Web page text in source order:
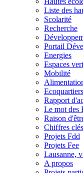
Liste des
Scolarité
Recherche
Portail
Energies
Espaces
Mobilité
Ecoquartiers
Rapport
Le mot des
Raison
Chiffres clés
Projets Fdd
Projets Fee
Lausanne,
A propos